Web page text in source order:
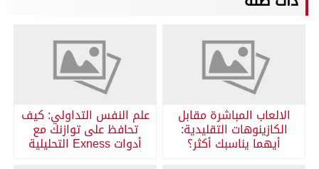
الالعاب المباشرة مقابل
الكازينوهات التقليدية:
أيهما يناسبك أكثر؟
علم النفس التداولي: كيف
تحافظ على توازنك مع
أدوات Exness التحليلية